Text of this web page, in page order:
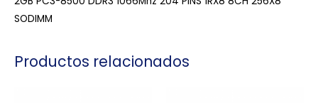
SODIMM
Productos relacionados